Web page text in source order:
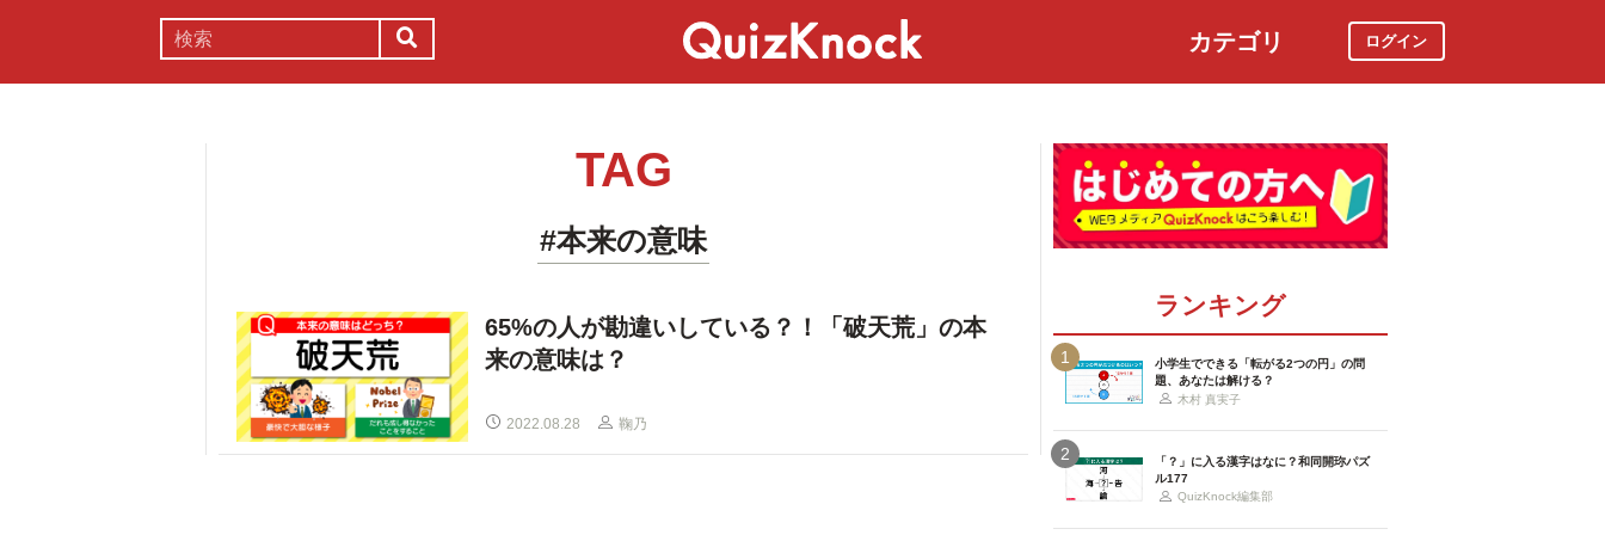
カテゴリ ログイン
TAG
#本来の意味
65%の人が勘違いしている？！「破天荒」の本
来の意味は？
2022.08.28 鞠乃
ランキング
1
小学生でできる「転がる2つの円」の問
題、あなたは解ける？
木村 真実子
2
「？」に入る漢字はなに？和同開珎パズ
ル177
QuizKnock編集部